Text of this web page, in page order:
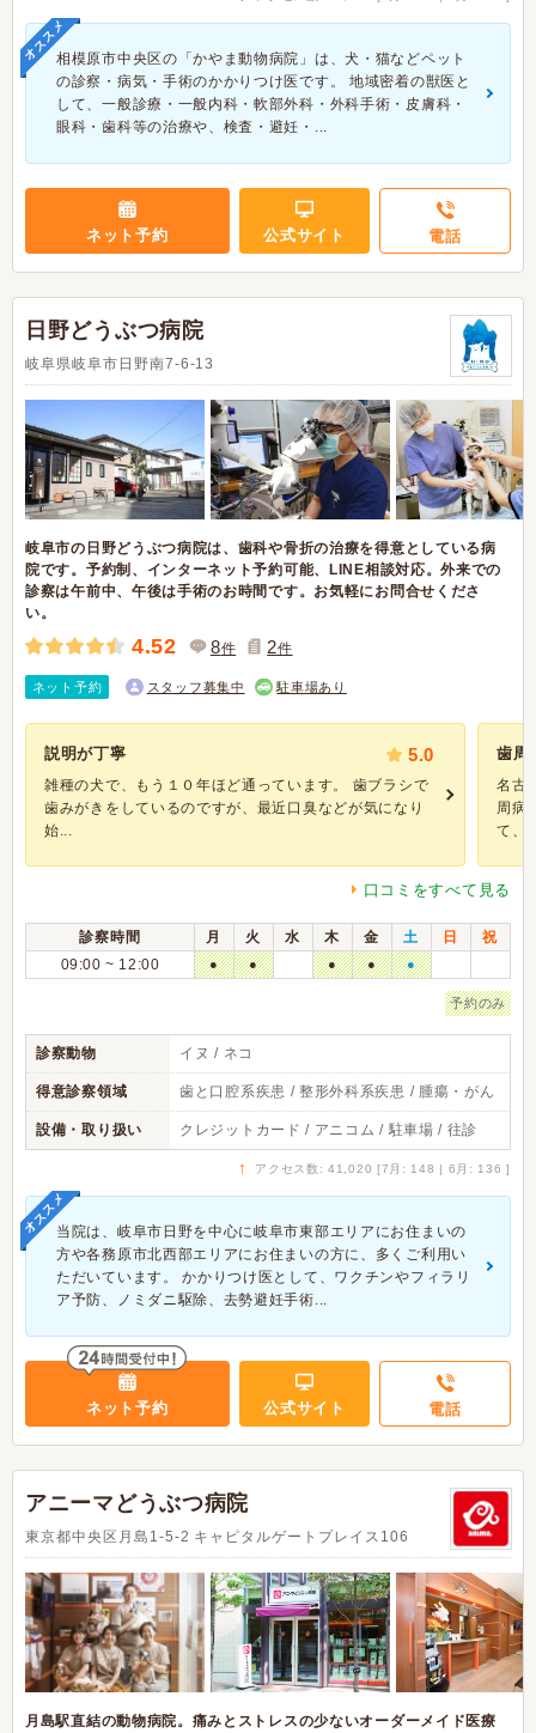
オススメ相模原市中央区の「かやま動物病院」は、犬・猫などペット
の診察・病気・手術のかかりつけ医です。 地域密着の獣医と
して、一般診療・一般内科・軟部外科・外科手術・皮膚科・
眼科・歯科等の治療や、検査・避妊・...
ネット予約 公式サイト 電話
日野どうぶつ病院
岐阜県岐阜市日野南7-6-13
岐阜市の日野どうぶつ病院は、歯科や骨折の治療を得意としている病
院です。予約制、インターネット予約可能、LINE相談対応。外来での
診察は午前中、午後は手術のお時間です。お気軽にお問合せくださ
い。
4.52 8件 2件
ネット予約 スタッフ募集中 駐車場あり
説明が丁寧 5.0
雑種の犬で、もう１０年ほど通っています。 歯ブラシで
歯みがきをしているのですが、最近口臭などが気になり
始...
歯周
名古
周病
て、
口コミをすべて見る
診察時間 月 火 水 木 金 土 日
祝
09:00 ~ 12:00
● ● ● ● ●
予約のみ
診察動物 イヌ / ネコ
得意診察領域 歯と口腔系疾患 / 整形外科系疾患 / 腫瘍・がん
設備・取り扱い クレジットカード / アニコム / 駐車場 / 往診
↑ アクセス数: 41,020 [7月: 148 | 6月: 136 ]
オススメ当院は、岐阜市日野を中心に岐阜市東部エリアにお住まいの
方や各務原市北西部エリアにお住まいの方に、多くご利用い
ただいています。 かかりつけ医として、ワクチンやフィラリ
ア予防、ノミダニ駆除、去勢避妊手術...
ネット予約 公式サイト 電話
アニーマどうぶつ病院
東京都中央区月島1-5-2 キャピタルゲートプレイス106
月島駅直結の動物病院。痛みとストレスの少ないオーダーメイド医療